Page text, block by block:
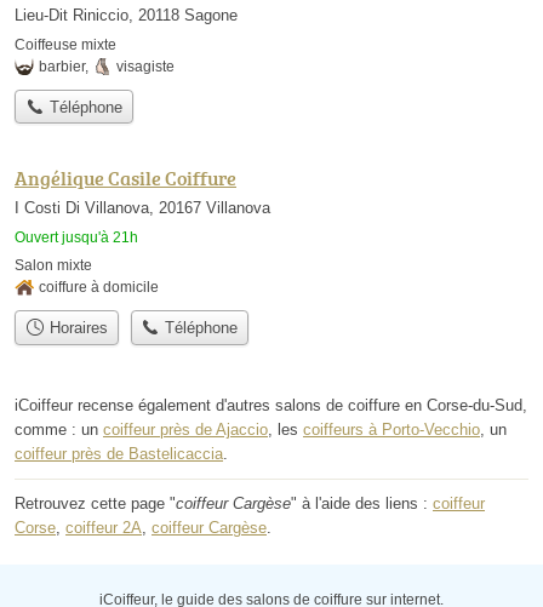
Lieu-Dit Riniccio, 20118 Sagone
Coiffeuse mixte
barbier, visagiste
Téléphone
Angélique Casile Coiffure
I Costi Di Villanova, 20167 Villanova
Ouvert jusqu'à 21h
Salon mixte
coiffure à domicile
Horaires Téléphone
iCoiffeur recense également d'autres salons de coiffure en Corse-du-Sud,
comme : un coiffeur près de Ajaccio , les coiffeurs à Porto-Vecchio , un
coiffeur près de Bastelicaccia
Retrouvez cette page "coiffeur Cargèse" à l'aide des liens : coiffeur
Corse coiffeur 2A coiffeur Cargèse
iCoiffeur, le guide des salons de coiffure sur internet.